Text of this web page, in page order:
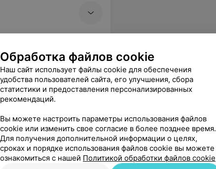
зубов до
Обработка файлов cookie
Наш сайт использует файлы cookie для обеспечения
удобства пользователей сайта, его улучшения, сбора
статистики и предоставления персонализированных
рекомендаций.
Вы можете настроить параметры использования файлов
cookie или изменить свое согласие в более позднее время.
Для получения дополнительной информации о целях,
сроках и порядке использования файлов cookie вы можете
ознакомиться с нашей Политикой обработки файлов cookie